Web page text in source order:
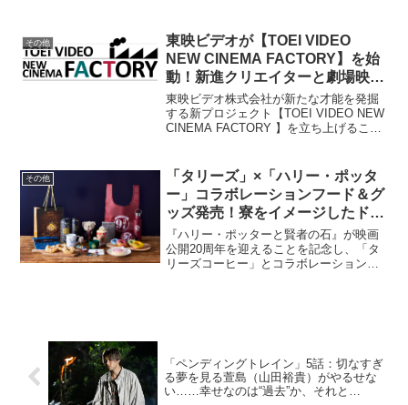
開催された。ウィリアム・シェイクスピ
ア『ヘンリー六世』...
その他
東映ビデオが【TOEI VIDEO
NEW CINEMA FACTORY】を始
動！新進クリエイターと劇場映画
を作り上げる新プロジェクト
東映ビデオ株式会社が新たな才能を発掘
する新プロジェクト【TOEI VIDEO NEW
CINEMA FACTORY 】を立ち上げること
培ってきた制作...
その他
「タリーズ」×「ハリー・ポッタ
ー」コラボレーションフード＆グ
ッズ発売！寮をイメージしたドー
ナツも登場
『ハリー・ポッターと賢者の石』が映画
公開20周年を迎えることを記念し、「タ
リーズコーヒー」とコラボレーション。
「ペンディングトレイン」5話：切なすぎ
る夢を見る萱島（山田裕貴）がやるせな
い……幸せなのは“過去”か、それと